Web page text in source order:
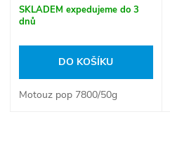
cena:
SKLADEM expedujeme do 3
dnů
DO KOŠÍKU
Motouz pop 7800/50g